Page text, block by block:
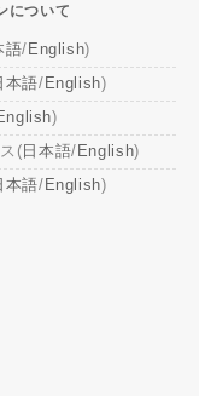
について
語/ English)
本語/ English)
)
(日本語/ English)
本語/ English)